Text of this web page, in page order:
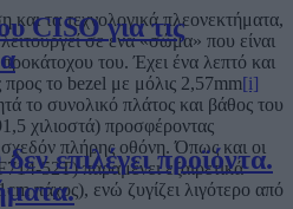
CISO για τις
επιλέγει προϊόντα.
και τα τεχνολογικά πλεονεκτήματα,
σε ένα «σώμα» που είναι
του. Έχει ένα λεπτό και
το bezel με μόλις 2,57mm[i]
το συνολικό πλάτος και βάθος του
χιλιοστά) προσφέροντας
πλήρης οθόνη. Όπως και οι
52T) παραμένει εξαιρετικά
πάχος), ενώ ζυγίζει λιγότερο από